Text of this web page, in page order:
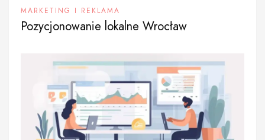
MARKETING I REKLAMA
Pozycjonowanie lokalne Wrocław